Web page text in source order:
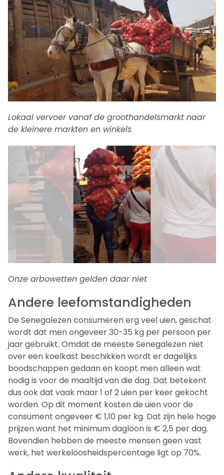
Lokaal vervoer vanaf de groothandelsmarkt naar
de kleinere markten en winkels
Onze arbowetten gelden daar niet
Andere leefomstandigheden
De Senegalezen consumeren erg veel uien, geschat
wordt dat men ongeveer 30-35 kg per persoon per
jaar gebruikt. Omdat de meeste Senegalezen niet
over een koelkast beschikken wordt er dagelijks
boodschappen gedaan en koopt men alleen wat
nodig is voor de maaltijd van die dag. Dat betekent
dus ook dat vaak maar 1 of 2 uien per keer gekocht
worden. Op dit moment kosten de uien voor de
consument ongeveer € 1,10 per kg. Dat zijn hele hoge
prijzen want het minimum dagloon is € 2,5 per dag.
Bovendien hebben de meeste mensen geen vast
werk, het werkeloosheidspercentage ligt op 70%.